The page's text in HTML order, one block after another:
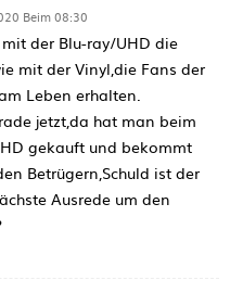
Beim 08:30
der Blu-ray/UHD die
mit der Vinyl,die Fans der
Leben erhalten.
jetzt,da hat man beim
gekauft und bekommt
Betrügern,Schuld ist der
Ausrede um den